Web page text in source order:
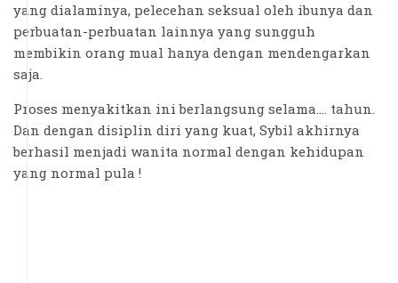
yang dialaminya, pelecehan seksual oleh ibunya dan
perbuatan-perbuatan lainnya yang sungguh
membikin orang mual hanya dengan mendengarkan
saja.
Proses menyakitkan ini berlangsung selama.... tahun.
Dan dengan disiplin diri yang kuat, Sybil akhirnya
berhasil menjadi wanita normal dengan kehidupan
yang normal pula !